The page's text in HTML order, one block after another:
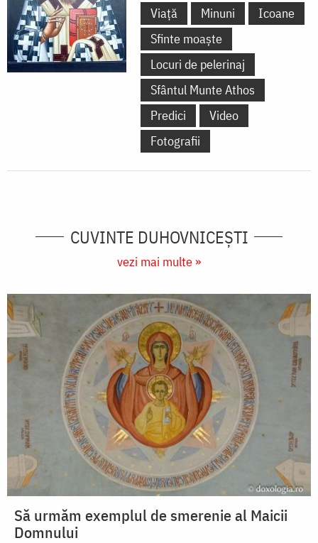
Viață
Minuni
Icoane
Sfinte moaște
Locuri de pelerinaj
Sfântul Munte Athos
Predici
Video
Fotografii
CUVINTE DUHOVNICEȘTI
vezi mai multe »
Să urmăm exemplul de smerenie al Maicii
Domnului